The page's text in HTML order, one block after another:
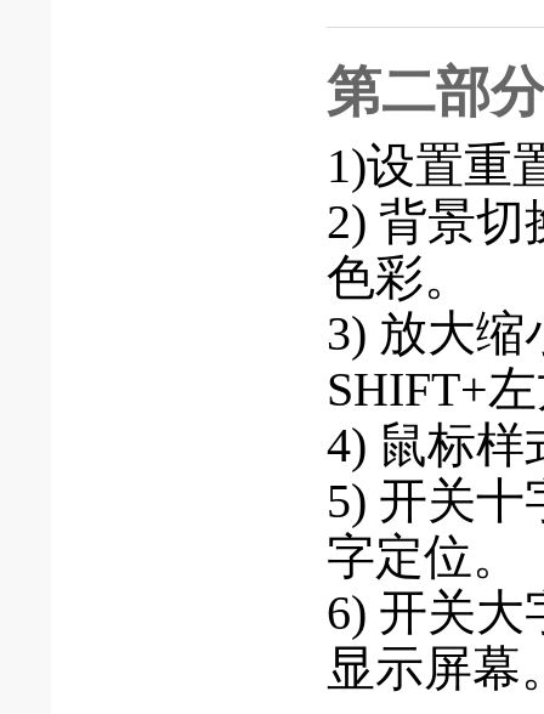
第二部
1)设置重
2) 背景切
色彩。
3) 放大缩
SHIFT+
4) 鼠标样
5) 开关十
字定位。
6) 开关大
显示屏幕